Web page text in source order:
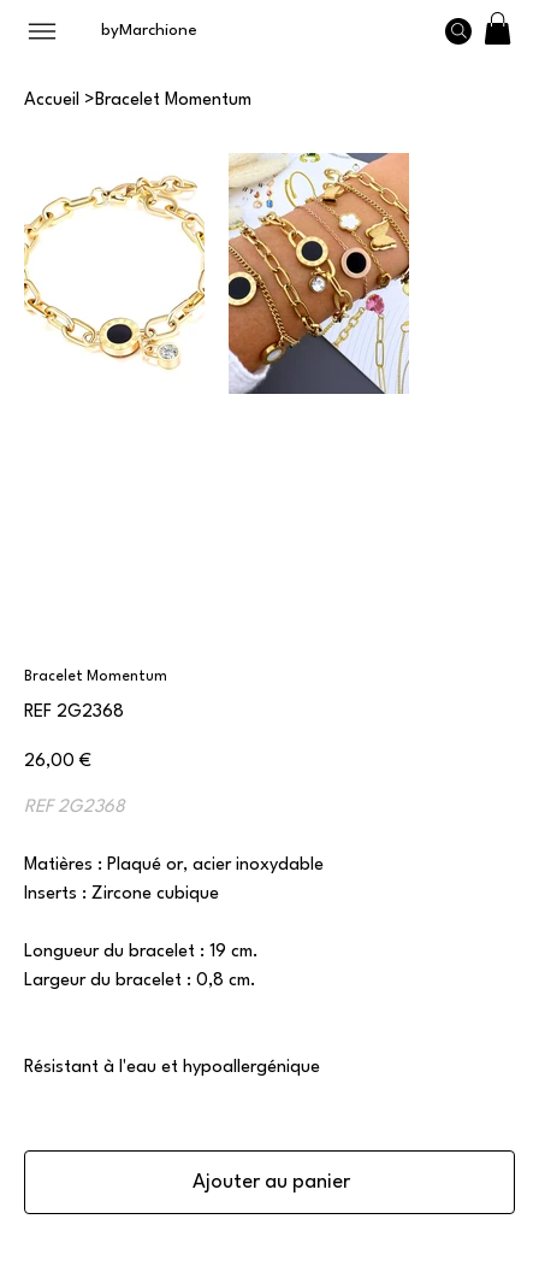
byMarchione
Accueil > Bracelet Momentum
Bracelet Momentum
REF
SKU
2G2368
2G2368
Prix
26,00 €
REF 2G2368
Matières : Plaqué or, acier inoxydable
Inserts : Zircone cubique
Longueur du bracelet : 19 cm.
Largeur du bracelet : 0,8 cm.
Résistant à l'eau et hypoallergénique
Ajouter au panier